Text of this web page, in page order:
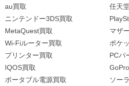
au買取
任天
ニンテンドー3DS買取
MetaQuest買取
マザ
Wi-Fiルーター買取
ポケ
プリンター買取
PCパ
IQOS買取
ポータブル電源買取
ソー